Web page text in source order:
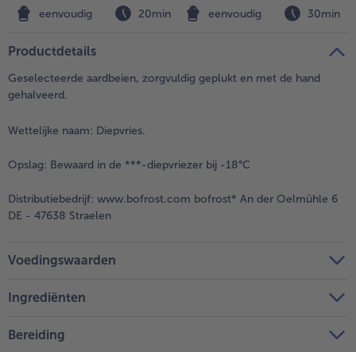
eenvoudig 20min eenvoudig 30min
Productdetails
Geselecteerde aardbeien, zorgvuldig geplukt en met de hand
gehalveerd.
Wettelijke naam: Diepvries.
Opslag: Bewaard in de ***-diepvriezer bij -18°C
Distributiebedrijf: www.bofrost.com bofrost* An der Oelmühle 6
DE - 47638 Straelen
Voedingswaarden
Ingrediënten
Bereiding